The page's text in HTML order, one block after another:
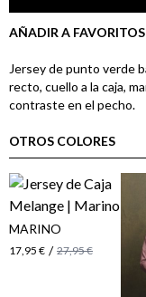
AÑADIR A FAVORITOS
Jersey de punto verde
recto, cuello a la caja,
contraste en el pecho.
OTROS COLORES
MARINO
17,95 € / 27,95 €